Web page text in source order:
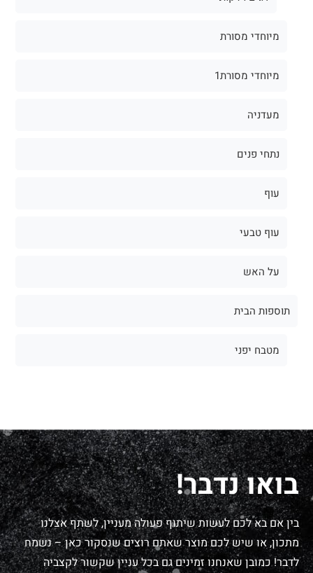
מיוחדי מסורת
מיוחדי מסורת1
מעדניה
נתחי פנים
עוף
עוף טבעי
על האש
תוספות הבית
מטבח יפני
בואו נדבר!
בין אם בא לכם לעשות שיתוף פעולה מעניין, לשתף אצלנו
מתכון, או שיש לכם מוצר שאתם רוצים שנסקור כאן – נשמח
לדבר! כמובן שאנחנו זמינים גם בכל עניין שקשור לקצביה